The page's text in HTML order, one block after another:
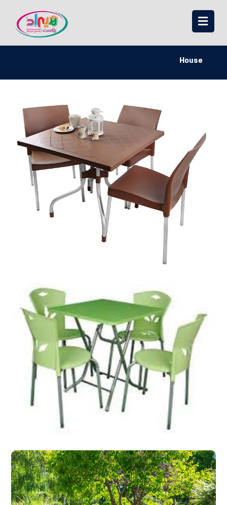
House